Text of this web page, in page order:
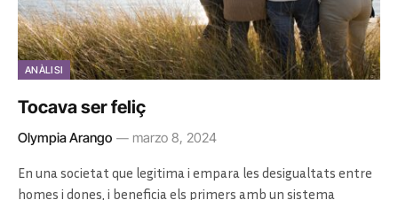
ANÀLISI
Tocava ser feliç
Olympia Arango marzo 8, 2024
En una societat que legitima i empara les desigualtats entre
homes i dones, i beneficia els primers amb un sistema